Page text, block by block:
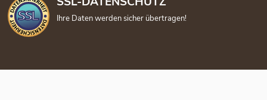
Ihre Daten werden sicher übertragen!